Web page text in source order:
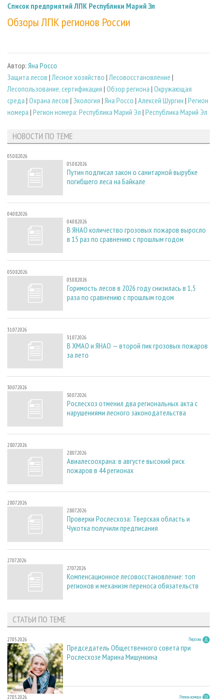
Список предприятий ЛПК Республики Марий Эл
Обзоры ЛПК регионов России
Автор: Яна Россо
Защита лесов | Лесное хозяйство | Лесовосстановление |
Лесопользование, сертификация | Обзор региона | Окружающая
среда | Охрана лесов | Экология | Яна Россо | Алексей Шургин | Регион
номера | Регион номера: Республика Марий Эл | Республика Марий Эл
НОВОСТИ ПО ТЕМЕ
05.08.2026
05.08.2026
Путин подписал закон о санитарной вырубке
погибшего леса на Байкале
04.08.2026
04.08.2026
В ЯНАО количество грозовых пожаров выросло
в 15 раз по сравнению с прошлым годом
03.08.2026
03.08.2026
Горимость лесов в 2026 году снизилась в 1,5
раза по сравнению с прошлым годом
31.07.2026
31.07.2026
В ХМАО и ЯНАО — второй пик грозовых пожаров
за лето
30.07.2026
30.07.2026
Рослесхоз отменил два региональных акта с
нарушениями лесного законодательства
28.07.2026
28.07.2026
Авиалесоохрана: в августе высокий риск
пожаров в 44 регионах
28.07.2026
28.07.2026
Проверки Рослесхоза: Тверская область и
Чукотка получили предписания
27.07.2026
27.07.2026
Компенсационное лесовосстановление: топ
регионов и механизм переноса обязательств
СТАТЬИ ПО ТЕМЕ
27.05.2026 Персона
Председатель Общественного совета при
Рослесхозе Марина Мишункина
27.05.2026 Регион номера